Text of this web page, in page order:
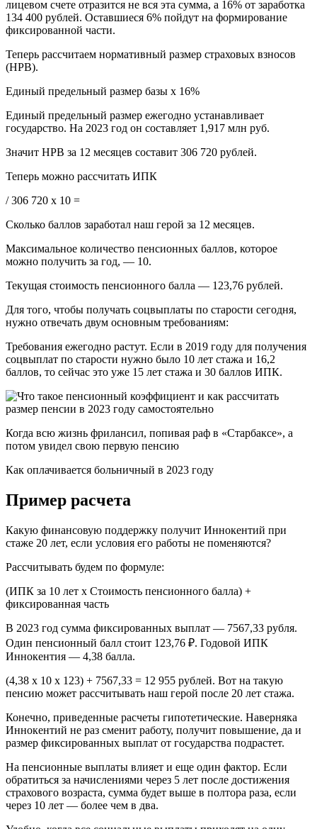
лицевом счете отразится не вся эта сумма, а 16% от заработка
134 400 рублей. Оставшиеся 6% пойдут на формирование
фиксированной части.
Теперь рассчитаем нормативный размер страховых взносов
(НРВ).
Единый предельный размер базы х 16%
Единый предельный размер ежегодно устанавливает
государство. На 2023 год он составляет 1,917 млн руб.
Значит НРВ за 12 месяцев составит 306 720 рублей.
Теперь можно рассчитать ИПК
/ 306 720 х 10 =
Сколько баллов заработал наш герой за 12 месяцев.
Максимальное количество пенсионных баллов, которое
можно получить за год, — 10.
Текущая стоимость пенсионного балла — 123,76 рублей.
Для того, чтобы получать соцвыплаты по старости сегодня,
нужно отвечать двум основным требованиям:
Требования ежегодно растут. Если в 2019 году для получения
соцвыплат по старости нужно было 10 лет стажа и 16,2
баллов, то сейчас это уже 15 лет стажа и 30 баллов ИПК.
Когда всю жизнь фрилансил, попивая раф в «Старбаксе», а
потом увидел свою первую пенсию
Как оплачивается больничный в 2023 году
Пример расчета
Какую финансовую поддержку получит Иннокентий при
стаже 20 лет, если условия его работы не поменяются?
Рассчитывать будем по формуле:
(ИПК за 10 лет х Стоимость пенсионного балла) +
фиксированная часть
В 2023 год сумма фиксированных выплат — 7567,33 рубля.
Один пенсионный балл стоит 123,76 ₽. Годовой ИПК
Иннокентия — 4,38 балла.
(4,38 х 10 х 123) + 7567,33 = 12 955 рублей. Вот на такую
пенсию может рассчитывать наш герой после 20 лет стажа.
Конечно, приведенные расчеты гипотетические. Наверняка
Иннокентий не раз сменит работу, получит повышение, да и
размер фиксированных выплат от государства подрастет.
На пенсионные выплаты влияет и еще один фактор. Если
обратиться за начислениями через 5 лет после достижения
страхового возраста, сумма будет выше в полтора раза, если
через 10 лет — более чем в два.